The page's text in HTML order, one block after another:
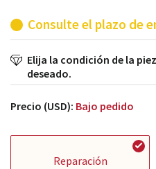
Consulte el plazo de
Elija la condición de la
deseado.
Precio (USD): Bajo pedido
Reparación